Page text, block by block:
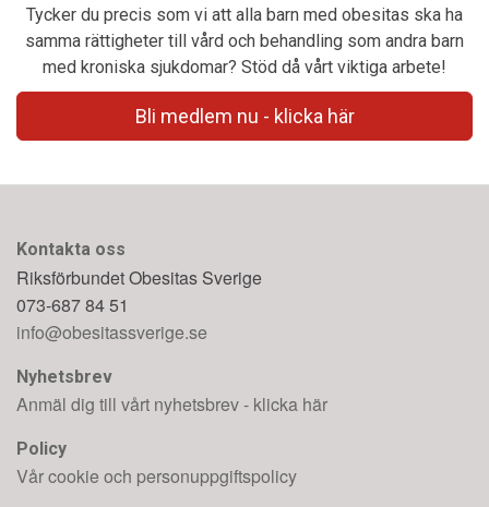
Tycker du precis som vi att alla barn med obesitas ska ha
samma rättigheter till vård och behandling som andra barn
med kroniska sjukdomar? Stöd då vårt viktiga arbete!
Bli medlem nu - klicka här
Kontakta oss
Riksförbundet Obesitas Sverige
073-687 84 51
info@obesitassverige.se
Nyhetsbrev
Anmäl dig till vårt nyhetsbrev - klicka här
Policy
Vår cookie och personuppgiftspolicy